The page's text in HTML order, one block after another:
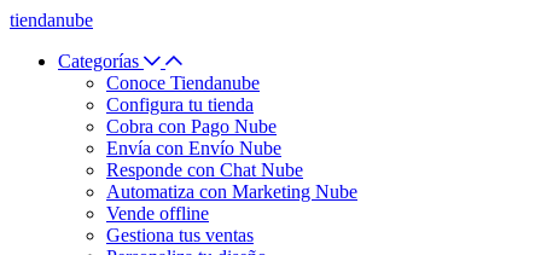
tiendanube
Categorías
Conoce Tiendanube
Configura tu tienda
Cobra con Pago Nube
Envía con Envío Nube
Responde con Chat Nube
Automatiza con Marketing Nube
Vende offline
Gestiona tus ventas